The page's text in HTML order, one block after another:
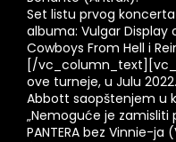
Set listu prvog
albuma: Vulgar Display
Cowboys From Hell i
[/
ove turneje, u Julu
Abbott saopštenjem u
„Nemoguće je
PANTERA bez Vinnie-ja